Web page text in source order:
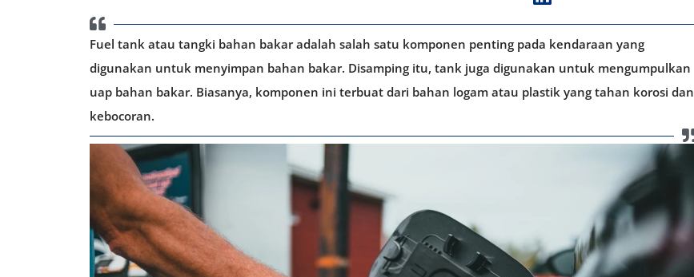
Fuel tank atau tangki bahan bakar adalah salah satu komponen penting pada kendaraan yang
digunakan untuk menyimpan bahan bakar. Disamping itu, tank juga digunakan untuk mengumpulkan
uap bahan bakar. Biasanya, komponen ini terbuat dari bahan logam atau plastik yang tahan korosi dan
kebocoran.